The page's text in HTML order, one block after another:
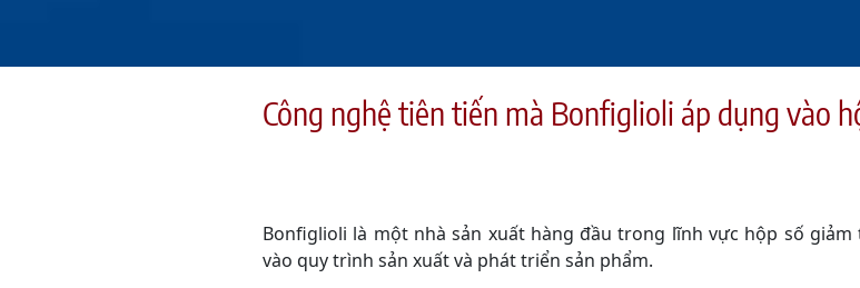
Công nghệ tiên tiến mà Bonfiglioli áp dụng vào
Bonfiglioli là một nhà sản xuất hàng đầu trong lĩnh vực hộp số
vào quy trình sản xuất và phát triển sản phẩm.